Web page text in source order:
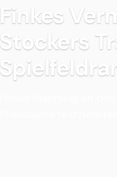
Finkes
Stockers